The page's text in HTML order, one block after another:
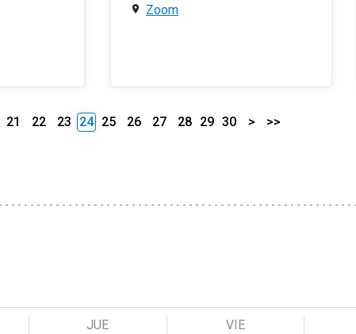
Zoom
21 22 23 24 25 26 27 28 29 30 > >>
JUE VIE